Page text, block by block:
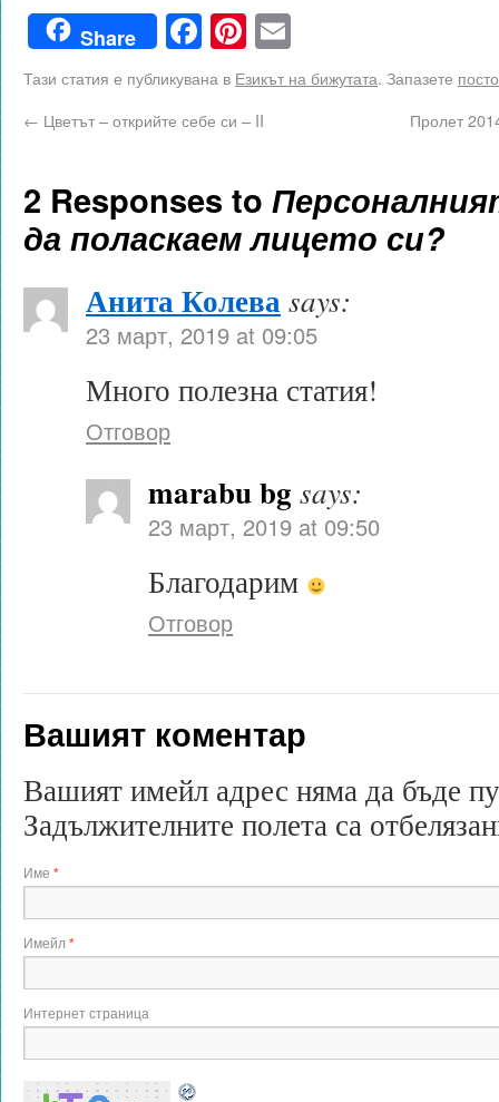
Share Facebook
Pinterest
Тази статия е публикувана в Езикът на бижутата. Запазете
← Цветът – открийте себе си – II Пролет
2 Responses to
да поласкаем лицето си?
Анита Колева says:
23 март, 2019 at 09:05
Много полезна статия!
Отговор
marabu bg says:
23 март, 2019 at 09:50
Благодарим
Отговор
Вашият коментар
Вашият имейл адрес няма да бъде
Задължителните полета са
Име *
Имейл *
Интернет страница